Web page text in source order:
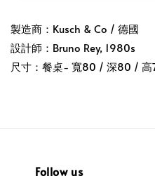
製造商：Kusch & Co / 德國
設計師：Bruno Rey, 1980s
尺寸：餐桌- 寬80 / 深80 / 高
Follow us